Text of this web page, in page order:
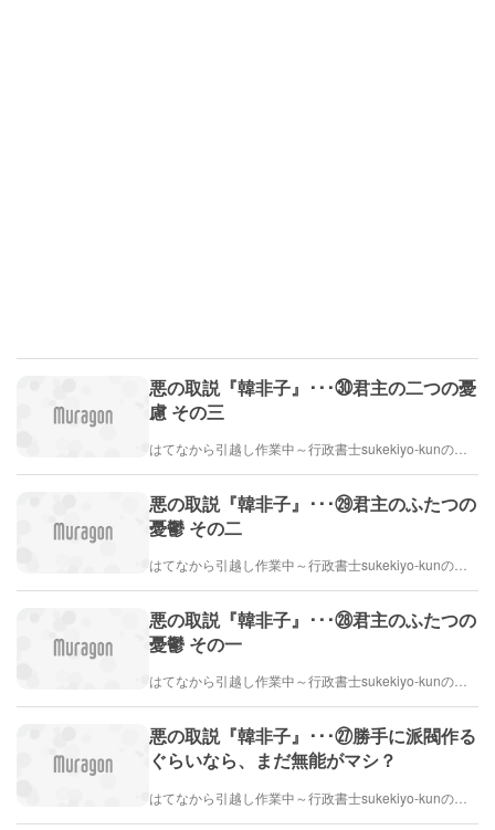
悪の取説『韓非子』･･･㉚君主の二つの憂
慮 その三
悪の取説『韓非子』･･･㉙君主のふたつの
憂鬱 その二
悪の取説『韓非子』･･･㉘君主のふたつの
憂鬱 その一
はてなから引越し作業中～行政書士sukekiyo-kunの家族法など（仮）
悪の取説『韓非子』･･･㉗勝手に派閥作る
ぐらいなら、まだ無能がマシ？